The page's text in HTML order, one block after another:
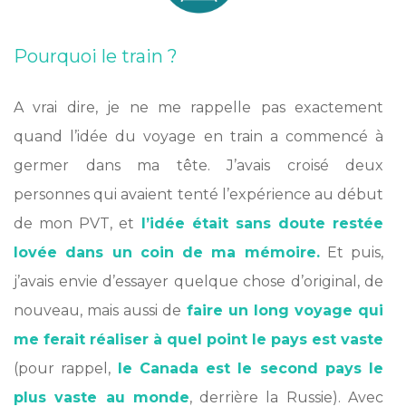
Pourquoi le train ?
A vrai dire, je ne me rappelle pas exactement
quand l’idée du voyage en train a commencé à
germer dans ma tête. J’avais croisé deux
personnes qui avaient tenté l’expérience au début
de mon PVT, et l’idée était sans doute restée
lovée dans un coin de ma mémoire.Et puis,
j’avais envie d’essayer quelque chose d’original, de
nouveau, mais aussi de faire un long voyage qui
me ferait réaliser à quel point le pays est vaste
(pour rappel, le Canada est le second pays le
plus vaste au monde, derrière la Russie). Avec